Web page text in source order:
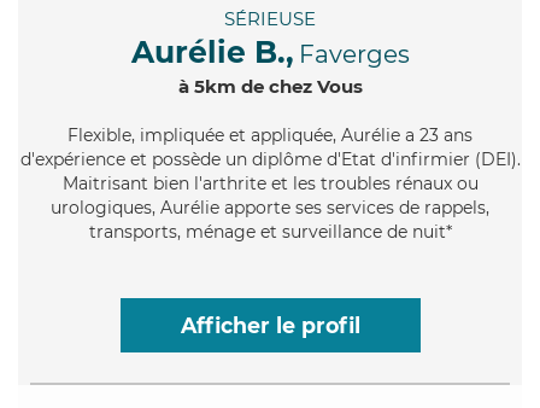
SÉRIEUSE
Aurélie B., Faverges
à 5km de chez Vous
Flexible, impliquée et appliquée, Aurélie a 23 ans
d'expérience et possède un diplôme d'Etat d'infirmier (DEI).
Maitrisant bien l'arthrite et les troubles rénaux ou
urologiques, Aurélie apporte ses services de rappels,
transports, ménage et surveillance de nuit*
Afficher le profil